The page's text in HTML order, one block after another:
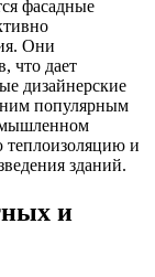
фасадные
Они
что дает
дизайнерские
популярным
теплоизоляцию и
зданий.
и